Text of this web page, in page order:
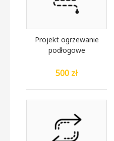
Projekt ogrzewanie
podłogowe
500 zł